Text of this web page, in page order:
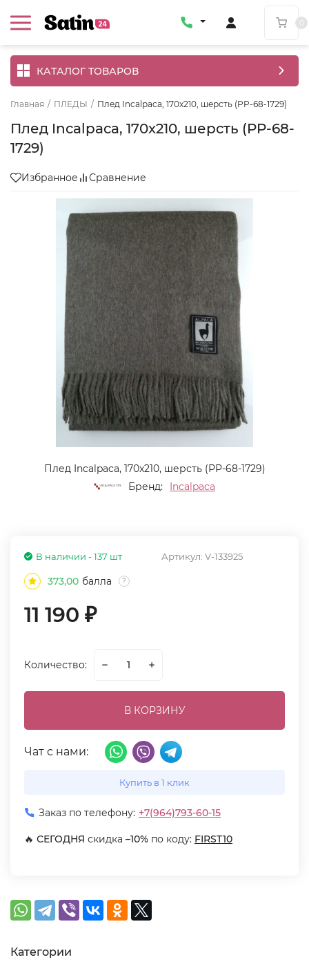
КАТАЛОГ ТОВАРОВ
Главная / ПЛЕДЫ / Плед Incalpaca, 170x210, шерсть (PP-68-1729)
Плед Incalpaca, 170x210, шерсть (PP-68-
1729)
Избранное Сравнение
Плед Incalpaca, 170x210, шерсть (PP-68-1729)
Бренд:
Incalpaca
Артикул: V-133925
В наличии - 137 шт
373,00 балла ?
11 190 ₽
Количество:
В КОРЗИНУ
Чат с нами:
Купить в 1 клик
Заказ по телефону: +7(964)793-60-15
🔥 СЕГОДНЯ скидка –10% по коду: FIRST10
Категории